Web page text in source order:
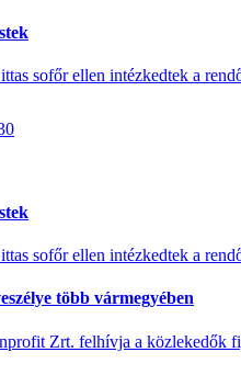
sofőr ellen intézkedtek a
sofőr ellen intézkedtek a
több vármegyében
Zrt. felhívja a közlekedők